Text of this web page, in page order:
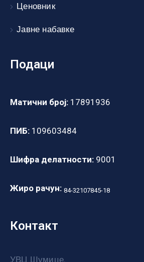
Ценовник
Јавне набавке
Подаци
Матични број: 17891936
ПИБ: 109603484
Шифра делатности: 9001
Жиро рачун: 84-32107845-18
Контакт
УВЦ Шумице,